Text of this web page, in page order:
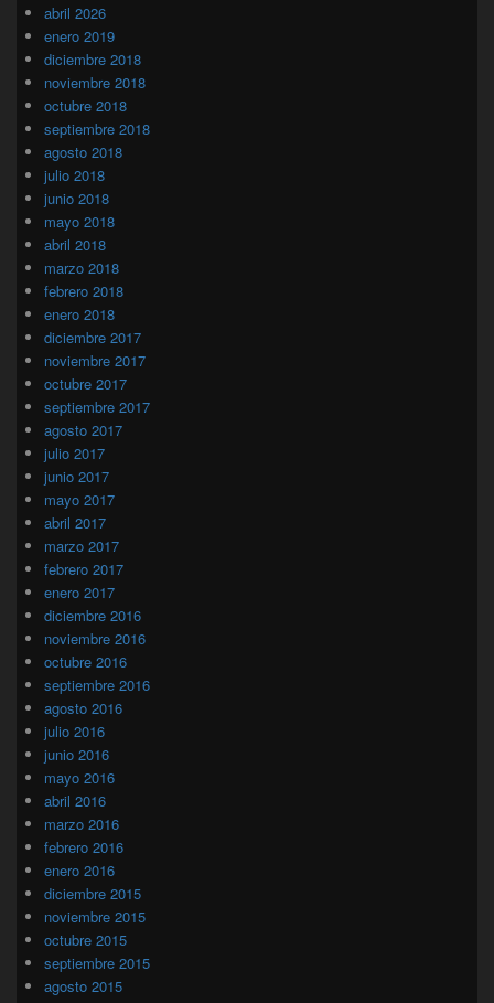
abril 2026
enero 2019
diciembre 2018
noviembre 2018
octubre 2018
septiembre 2018
agosto 2018
julio 2018
junio 2018
mayo 2018
abril 2018
marzo 2018
febrero 2018
enero 2018
diciembre 2017
noviembre 2017
octubre 2017
septiembre 2017
agosto 2017
julio 2017
junio 2017
mayo 2017
abril 2017
marzo 2017
febrero 2017
enero 2017
diciembre 2016
noviembre 2016
octubre 2016
septiembre 2016
agosto 2016
julio 2016
junio 2016
mayo 2016
abril 2016
marzo 2016
febrero 2016
enero 2016
diciembre 2015
noviembre 2015
octubre 2015
septiembre 2015
agosto 2015